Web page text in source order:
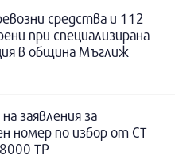
средства и 112
при специализирана
в община Мъглиж
заявления за
номер по избор от СТ
ТР